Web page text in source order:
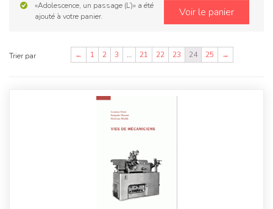
Voir le panier
«Adolescence, un passage (L’)» a été
ajouté à votre panier.
Trier par ← 1 2 3 … 21 22 23 24 25 →